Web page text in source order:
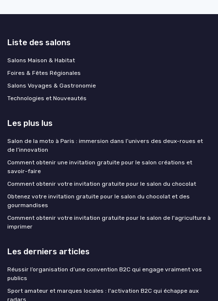
Liste des salons
Salons Maison & Habitat
Foires & Fêtes Régionales
Salons Voyages & Gastronomie
Technologies et Nouveautés
Les plus lus
Salon de la moto à Paris : immersion dans l’univers des deux-roues et
de l’innovation
Comment obtenir une invitation gratuite pour le salon créations et
savoir-faire
Comment obtenir votre invitation gratuite pour le salon du chocolat
Obtenez votre invitation gratuite pour le salon du chocolat et des
gourmandises
Comment obtenir votre invitation gratuite pour le salon de l'agriculture à
imprimer
Les derniers articles
Réussir l’organisation d’une convention B2C qui engage vraiment vos
publics
Sport amateur et marques locales : l'activation B2C qui échappe aux
radars